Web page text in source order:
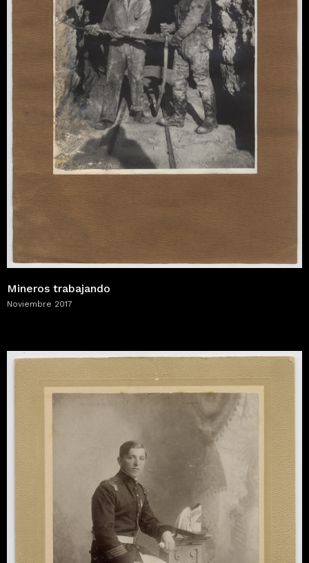
Mineros trabajando
Noviembre 2017